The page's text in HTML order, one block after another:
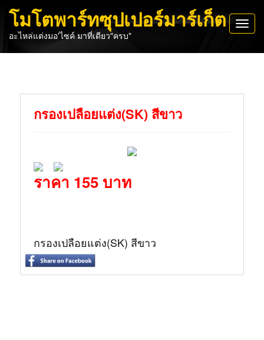
โมโตพาร์ทซุปเปอร์มาร์เก็ต
อะไหล่แต่งมอ'ไซค์ มาที่เดียว"ครบ"
กรองเปลือยแต่ง(SK) สีขาว
ราคา 155 บาท
กรองเปลือยแต่ง(SK) สีขาว